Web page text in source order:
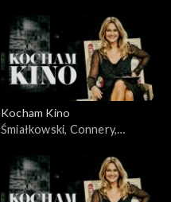
Kocham Kino
Śmiałkowski, Connery,